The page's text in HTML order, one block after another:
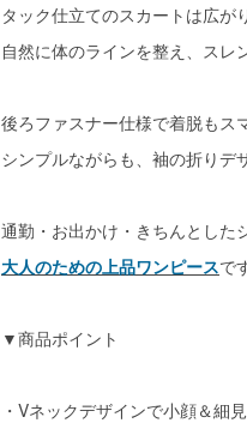
タック仕立てのスカートは広が
自然に体のラインを整え、スレ
後ろファスナー仕様で着脱もス
シンプルながらも、袖の折りデ
通勤・お出かけ・きちんとした
大人のための上品ワンピースで
▼商品ポイント
・Vネックデザインで小顔＆細